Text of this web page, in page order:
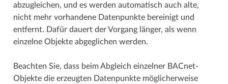
abzugleichen, und es werden automatisch auch alte,
nicht mehr vorhandene Datenpunkte bereinigt und
entfernt. Dafür dauert der Vorgang länger, als wenn
einzelne Objekte abgeglichen werden.
Beachten Sie, dass beim Abgleich einzelner BACnet-
Objekte die erzeugten Datenpunkte möglicherweise